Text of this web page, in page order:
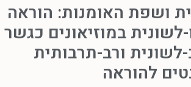
ושפת האומנות: הוראה
במוזיאונים כגשר
לשונית ורב-תרבותית
להוראה